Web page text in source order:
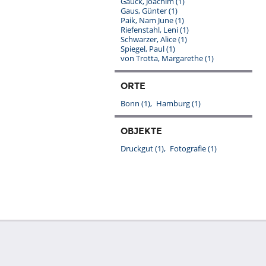
Gaus, Günter(1)
Paik, Nam June(1)
Riefenstahl, Leni(1)
Schwarzer, Alice(1)
Spiegel, Paul(1)
von Trotta, Margarethe(1)
ORTE
Bonn (1) Hamburg(1)
OBJEKTE
Druckgut(1) Fotografie(1)